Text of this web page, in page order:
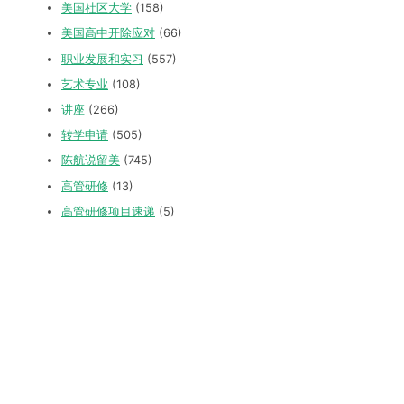
美国社区大学 (158)
美国高中开除应对 (66)
职业发展和实习 (557)
艺术专业 (108)
讲座 (266)
转学申请 (505)
陈航说留美 (745)
高管研修 (13)
高管研修项目速递 (5)